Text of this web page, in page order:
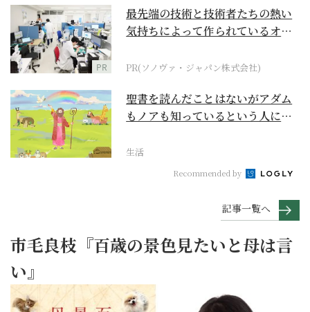
PR
最先端の技術と技術者たちの熱い
気持ちによって作られているオー
PR(ソノヴァ・ジャパン株式会社)
聖書を読んだことはないがアダム
もノアも知っているという人に
生活
Recommended by
記事一覧へ
市毛良枝『百歳の景色見たいと母は言
い』